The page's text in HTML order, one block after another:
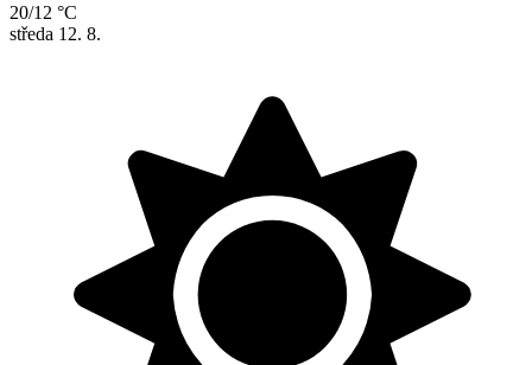
20/12 °C
středa 12. 8.